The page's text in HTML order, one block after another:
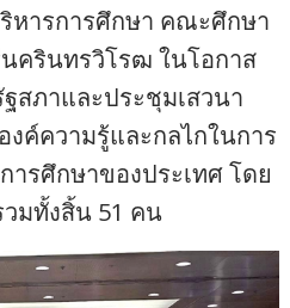
หารการศึกษา คณะศึกษา
ครินทรวิโรฒ ในโอกาส
สภาและประชุมเสวนา
งค์ความรู้และกลไกในการ
รศึกษาของประเทศ โดย
มทั้งสิ้น 51 คน